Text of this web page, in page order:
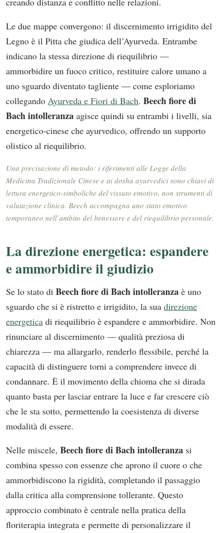
Le due mappe convergono: il discernimento irrigidito del
Legno è il Pitta che giudica dell’Ayurveda. Entrambe
indicano la stessa direzione di riequilibrio —
ammorbidire un fuoco critico, restituire calore umano a
uno sguardo diventato tagliente — come esploriamo
collegando Ayurveda e Fiori di Bach. Beech fiore di
Bach intolleranza agisce quindi su entrambi i livelli, sia
energetico-cinese che ayurvedico, offrendo un supporto
olistico al riequilibrio.
Una precisazione di metodo: i riferimenti alle Logge della
Medicina Tradizionale Cinese e ai dosha ayurvedici sono chiavi di
lettura energetico-simboliche del vissuto emotivo, non strumenti di
valutazione clinica. Beech accompagna uno stato emotivo
temporaneo nell’ambito del benessere e del riequilibrio personale.
La direzione energetica: espandere
e ammorbidire il giudizio
Se lo stato di Beech fiore di Bach intolleranza è uno
sguardo che si è ristretto e irrigidito, la sua direzione
energetica di riequilibrio è espandere e ammorbidire. Non
rinunciare al discernimento — qualità preziosa di
chiarezza — ma allargarlo, renderlo flessibile, perché la
capacità di distinguere torni a comprendere invece di
condannare. È il movimento della chioma che si dirada
quanto basta per lasciar entrare la luce e far crescere ciò
che le sta sotto, permettendo la coesistenza di diverse
modalità di essere.
Nelle miscele, Beech fiore di Bach intolleranza si
combina spesso con essenze che aprono il cuore o che
ammorbidiscono la rigidità, completando il passaggio
dalla critica alla comprensione tollerante. Questo
approccio combinato è centrale nella pratica della
floriterapia integrata e permette di personalizzare il